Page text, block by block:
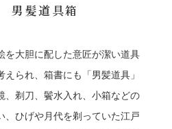
男髪道具箱
を大胆に配した意匠が潔い道具
られ、箱書にも「男髪道具」
、剃刀、鬢水入れ、小箱などの
、ひげや月代を剃っていた江戸